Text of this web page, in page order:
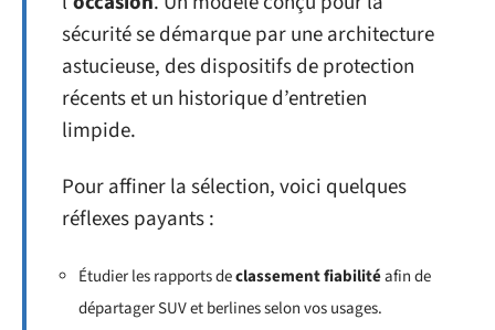
sécurité se démarque par une architecture
astucieuse, des dispositifs de protection
récents et un historique d’entretien
limpide.
Pour affiner la sélection, voici quelques
réflexes payants :
Étudier les rapports declassement fiabilitéafin de
départager SUV et berlines selon vos usages.